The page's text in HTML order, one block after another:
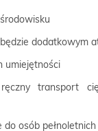
dodatkowym
umiejętności
transport
osób